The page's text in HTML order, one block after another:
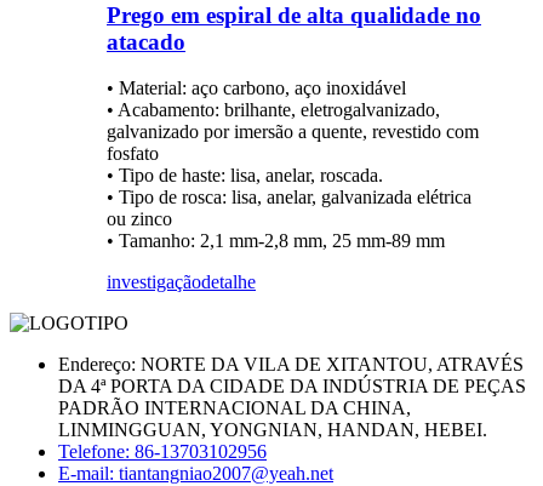
Prego em espiral de alta qualidade no
atacado
• Material: aço carbono, aço inoxidável
• Acabamento: brilhante, eletrogalvanizado,
galvanizado por imersão a quente, revestido com
fosfato
• Tipo de haste: lisa, anelar, roscada.
• Tipo de rosca: lisa, anelar, galvanizada elétrica
ou zinco
• Tamanho: 2,1 mm-2,8 mm, 25 mm-89 mm
investigaçãodetalhe
Endereço: NORTE DA VILA DE XITANTOU, ATRAVÉS
DA 4ª PORTA DA CIDADE DA INDÚSTRIA DE PEÇAS
PADRÃO INTERNACIONAL DA CHINA,
LINMINGGUAN, YONGNIAN, HANDAN, HEBEI.
Telefone: 86-13703102956
E-mail: tiantangniao2007@yeah.net